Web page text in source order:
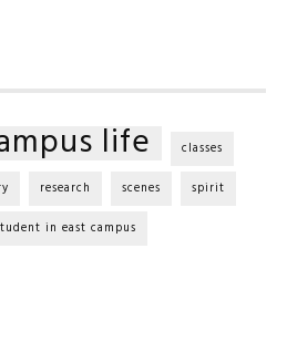
life classes
research scenes spirit
in east campus